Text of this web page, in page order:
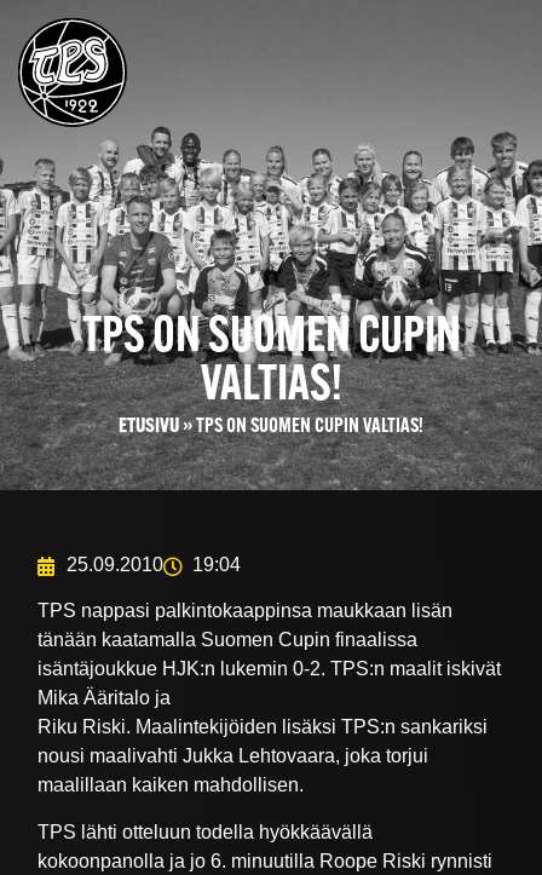
TPS ON SUOMEN CUPIN
VALTIAS!
ETUSIVU»TPS ON SUOMEN CUPIN VALTIAS!
25.09.2010 19:04
TPS nappasi palkintokaappinsa maukkaan lisän
tänään kaatamalla Suomen Cupin finaalissa
isäntäjoukkue HJK:n lukemin 0-2. TPS:n maalit iskivät
Mika Ääritalo ja
Riku Riski. Maalintekijöiden lisäksi TPS:n sankariksi
nousi maalivahti Jukka Lehtovaara, joka torjui
maalillaan kaiken mahdollisen.
TPS lähti otteluun todella hyökkäävällä
kokoonpanolla ja jo 6. minuutilla Roope Riski rynnisti